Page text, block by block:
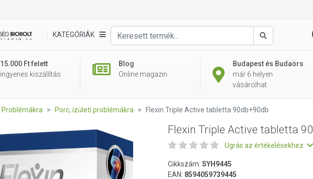
KATEGÓRIÁK
Keresés
15.000 Ft felett
ingyenes kiszállítás
Blog
Online magazin
Budapest és Budaörs
már 6 helyen
vásárolhat
Problémákra Porc, ízületi problémákra Flexin Triple Active tabletta 90db+90db
Flexin Triple Active tabletta
Ugrás az értékelésekhez
Cikkszám: SYH9445
EAN: 8594059739445